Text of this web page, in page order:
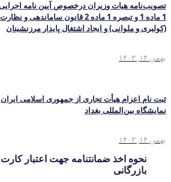
تصویب‌نامه هیات وزیران درخصوص آیین نامه
1 ماده 1 و تبصره 1 ماده 2 قانون
(کولبری و ملوانی) و ایجاد اشتغال پایدار مرزنشینان
بهمن ۱۴, ۱۴۰۳
ثبت نام اعزام هیأت تجاری از جمهوری اسلامی ایران
نمایشگاه بین‌المللی بغداد
بهمن ۱۴, ۱۴۰۳
نحوه اخذ ضمانتنامه جهت اعتبار کارت
بازرگانی